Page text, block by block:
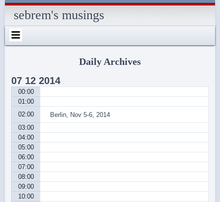
Skip
Skip
2
Skip
POSTS-
Skip
COMMENTS-
Skip
2
Skip
2
Skip
WIDGET-
Skip
2
Skip
2
Skip
BOX-
Skip
2
Skip
2
Skip
2
sebrem's musings
Daily Archives
07 12 2014
00:00
01:00
02:00
Berlin, Nov 5-6, 2014
03:00
04:00
05:00
06:00
07:00
08:00
09:00
10:00